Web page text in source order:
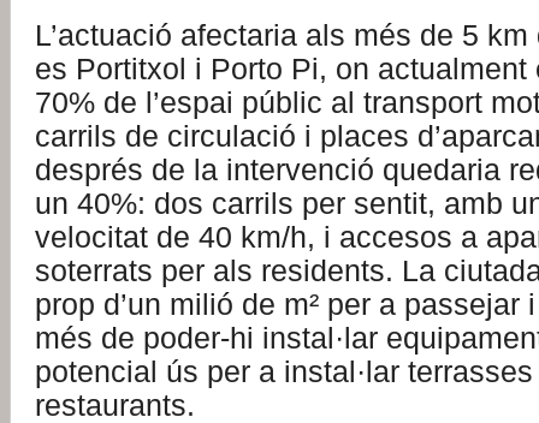
L’actuació afectaria als més de 5
es Portitxol i Porto Pi, on actualment
70% de l’espai públic al transport
carrils de circulació i places
després de la intervenció quedaria
un 40%: dos carrils per sentit, amb
velocitat de 40 km/h, i accesos a
soterrats per als residents. La
prop d’un milió de m² per a passejar
més de poder-hi instal·lar
potencial ús per a instal·lar
restaurants.